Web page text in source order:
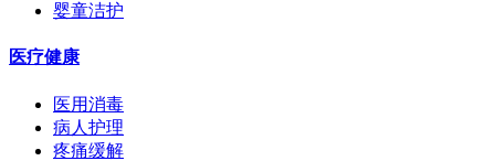
婴童洁护
医疗健康
医用消毒
病人护理
疼痛缓解